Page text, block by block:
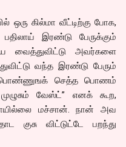
ஒரு கில்மா வீட்டிற்கு போக,
இரண்டு பேருக்கும்
வைத்துவிட்டு அவர்களை
வந்த இரண்டு பேரும்
பொண்ணுஙக் செத்த பொணம்
வேஸ்ட்” எனக் கூற,
மச்சான். நான் அவ
குசு விட்டுட்டே பறந்து